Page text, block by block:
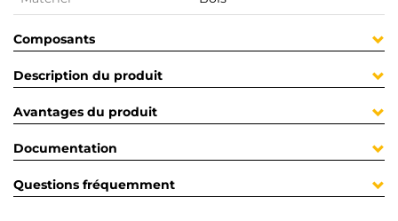
Composants
Description du produit
Avantages du produit
Documentation
Questions fréquemment